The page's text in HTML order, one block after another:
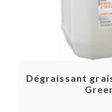
Dégraissant